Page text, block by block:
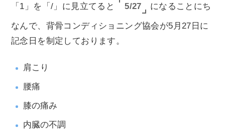
「1」を「/」に見立てると 5/27 になることにち
なんで、背骨コンディショニング協会が5月27日に
記念日を制定しております。
肩こり
腰痛
膝の痛み
内臓の不調